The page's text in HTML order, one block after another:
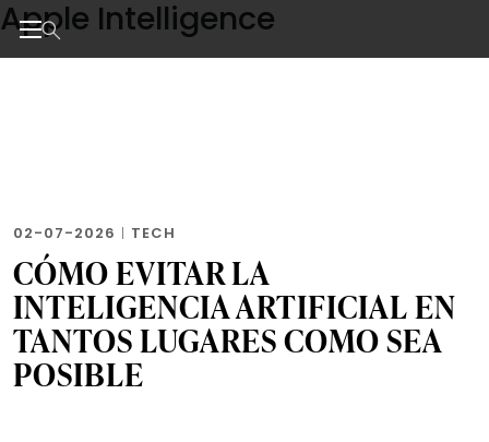
Skip
to
the
Apple Intelligence
02-07-2026 | TECH
CÓMO EVITAR LA
INTELIGENCIA ARTIFICIAL EN
TANTOS LUGARES COMO SEA
POSIBLE